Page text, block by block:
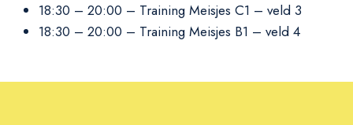
18:30 – 20:00 – Training Meisjes C1 – veld 3
18:30 – 20:00 – Training Meisjes B1 – veld 4